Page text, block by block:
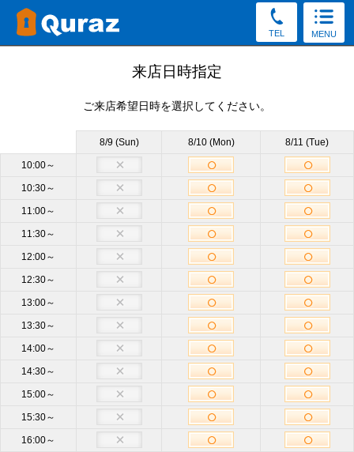
TEL MENU
見学予約
キャンセルOK）
お電話でもご質問・ご来店予約を承っております。
0120-73-8058
受付8:30～19:30（土日祝もOK）
サイズ 他のサイズも見学OK
来店日時
須
来店日時指定
ご来店希望日時を選択してください。
8/9 (Sun) 8/10 (Mon) 8/11 (Tue)
10:00～
10:30～
11:00～
11:30～
12:00～
12:30～
13:00～
13:30～
14:00～
14:30～
15:00～
15:30～
16:00～